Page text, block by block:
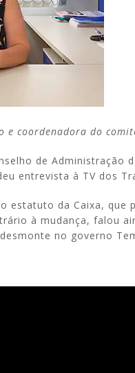
e coordenadora do
de Administração
entrevista à TV dos
estatuto da Caixa,
à mudança, falou
no governo